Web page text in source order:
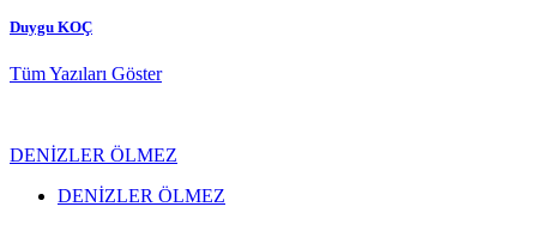
Duygu KOÇ
Tüm Yazıları Göster
DENİZLER ÖLMEZ
DENİZLER ÖLMEZ